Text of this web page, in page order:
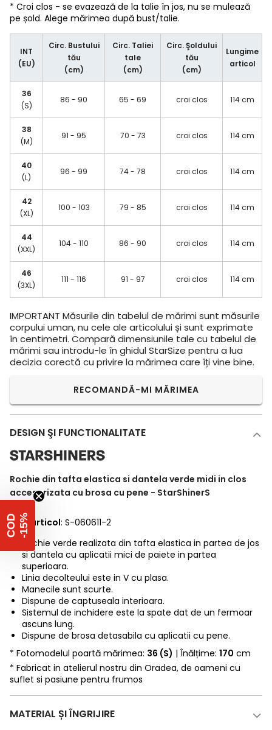
* Croi clos - se evazează de la talie în jos, nu se mulează
pe șold. Alege mărimea după bust/talie.
INT
(EU)
Circ. Bustului
tău
(cm)
Circ. Taliei
tale
(cm)
Circ. Şoldului
tău
(cm)
Lungime
articol
36
(S)
86 - 90 65 - 69 croi clos 114 cm
38
(M)
91 - 95 70 - 73 croi clos 114 cm
40
(L)
96 - 99 74 - 78 croi clos 114 cm
42
(XL)
100 - 103 79 - 85 croi clos 114 cm
44
(XXL)
104 - 110 86 - 90 croi clos 114 cm
46
(3XL)
111 - 116 91 - 97 croi clos 114 cm
IMPORTANT Măsurile din tabelul de mărimi sunt măsurile
corpului uman, nu cele ale articolului și sunt exprimate
în centimetri. Compară dimensiunile tale cu tabelul de
mărimi sau introdu-le în ghidul StarSize pentru a lua
decizia corectă cu privire la mărimea care îți vine bine.
RECOMANDĂ-MI MĂRIMEA
DESIGN ŞI FUNCTIONALITATE
Rochie din tafta elastica si dantela verde midi in clos
accesorizata cu brosa cu pene - StarShinerS
Cod articol: S-060611-2
Rochie verde realizata din tafta elastica in partea de jos
si dantela cu aplicatii mici de paiete in partea
superioara.
Linia decolteului este in V cu plasa.
Manecile sunt scurte.
Dispune de captuseala interioara.
Sistemul de inchidere este la spate dat de un fermoar
ascuns lung.
Dispune de brosa detasabila cu aplicatii cu pene.
* Fotomodelul poartă mărimea: 36 (S) | Înălțime: 170 cm
* Fabricat in atelierul nostru din Oradea, de oameni cu
suflet si pasiune pentru frumos
MATERIAL ȘI ÎNGRIJIRE
C
O
D
-
1
5 %